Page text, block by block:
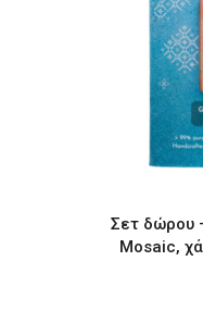
Σετ δώρου
Mosaic,